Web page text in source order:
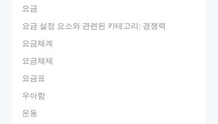
요금
요금 설정 요소와 관련된 카테고리: 경쟁력
요금체계
요금체제
요금표
우아함
운동